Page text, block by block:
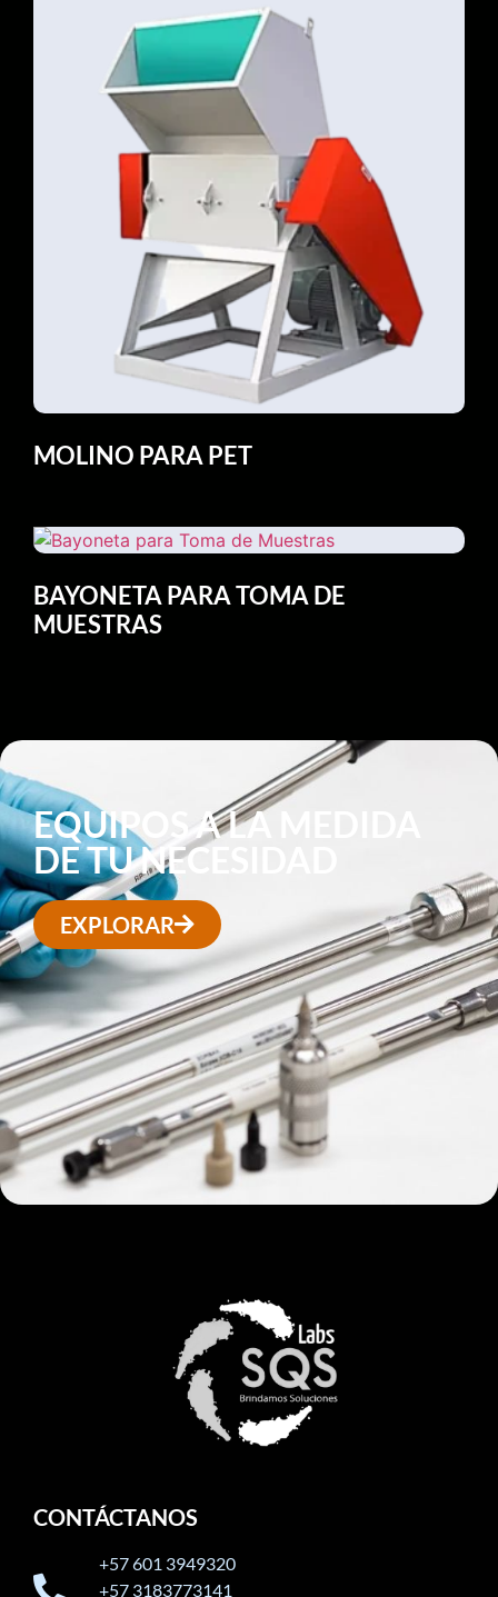
MOLINO PARA PET
BAYONETA PARA TOMA DE
MUESTRAS
EQUIPOS A LA MEDIDA
DE TU NECESIDAD
EXPLORAR
CONTÁCTANOS
+57 601 3949320
+57 3183773141